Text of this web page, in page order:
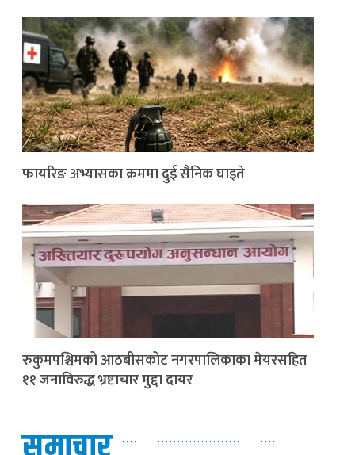
फायरिङ अभ्यासका क्रममा दुई सैनिक घाइते
रुकुमपश्चिमको आठबीसकोट नगरपालिकाका मेयरसहित
११ जनाविरुद्ध भ्रष्टाचार मुद्दा दायर